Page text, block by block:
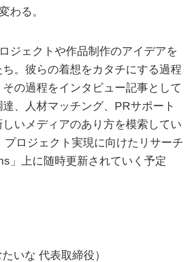
わる。
ジェクトや作品制作のアイデアを
。彼らの着想をカタチにする過程
の過程をインタビュー記事として
、⼈材マッチング、PRサポート
いメディアのあり⽅を模索してい
ロジェクト実現に向けたリサーチ
」上に随時更新されていく予定
いな 代表取締役）